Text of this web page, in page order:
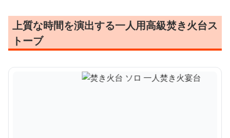
上質な時間を演出する一人用高級焚き火台ス
トーブ